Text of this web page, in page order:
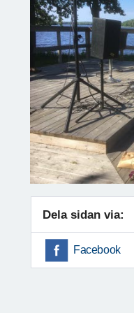
Dela sidan via:
Facebook